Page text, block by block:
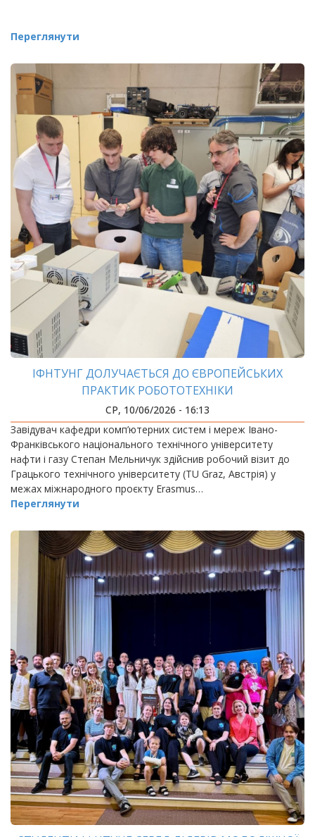
Переглянути
ІФНТУНГ ДОЛУЧАЄТЬСЯ ДО ЄВРОПЕЙСЬКИХ
ПРАКТИК РОБОТОТЕХНІКИ
СР, 10/06/2026 - 16:13
Завідувач кафедри комп’ютерних систем і мереж Івано-
Франківського національного технічного університету
нафти і газу Степан Мельничук здійснив робочий візит до
Грацького технічного університету (TU Graz, Австрія) у
межах міжнародного проєкту Erasmus…
Переглянути